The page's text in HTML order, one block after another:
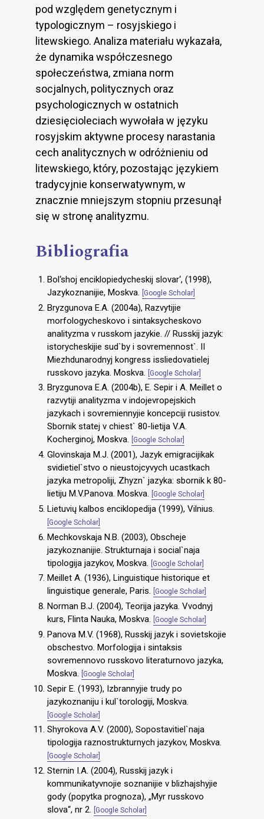
pod względem genetycznym i
typologicznym – rosyjskiego i
litewskiego. Analiza materiału wykazała,
że dynamika współczesnego
społeczeństwa, zmiana norm
socjalnych, politycznych oraz
psychologicznych w ostatnich
dziesięcioleciach wywołała w języku
rosyjskim aktywne procesy narastania
cech analitycznych w odróżnieniu od
litewskiego, który, pozostając językiem
tradycyjnie konserwatywnym, w
znacznie mniejszym stopniu przesunął
się w stronę analityzmu.
Bibliografia
Bol‘shoj enciklopiedycheskij slovar‘, (1998),
Jazykoznanijie, Moskva.
[Google Scholar]
Bryzgunova E.A. (2004a), Razvytijie
morfologycheskovo i sintaksycheskovo
analityzma v russkom jazykie. // Russkij jazyk:
istorycheskijie sud`by i sovremennost`. II
Miezhdunarodnyj kongress issliedovatielej
russkovo jazyka. Moskva.
[Google Scholar]
Bryzgunova E.A. (2004b), E. Sepir i A. Meillet o
razvytiji analityzma v indojevropejskich
jazykach i sovremiennyjie koncepciji rusistov.
Sbornik statej v chiest` 80-lietija V.A.
Kocherginoj, Moskva.
[Google Scholar]
Glovinskaja M.J. (2001), Jazyk emigracijikak
svidietiel`stvo o nieustojcyvych ucastkach
jazyka metropoliji, Zhyzn` jazyka: sbornik k 80-
lietiju M.V.Panova. Moskva.
[Google Scholar]
Lietuvių kalbos enciklopedija (1999), Vilnius.
[Google Scholar]
Mechkovskaja N.B. (2003), Obscheje
jazykoznanijie. Strukturnaja i social`naja
tipologija jazykov, Moskva.
[Google Scholar]
Meillet A. (1936), Linguistique historique et
linguistique generale, Paris.
[Google Scholar]
Norman B.J. (2004), Teorija jazyka. Vvodnyj
kurs, Flinta Nauka, Moskva.
[Google Scholar]
Panova M.V. (1968), Russkij jazyk i sovietskojie
obschestvo. Morfologija i sintaksis
sovremennovo russkovo literaturnovo jazyka,
Moskva.
[Google Scholar]
Sepir E. (1993), Izbrannyjie trudy po
jazykoznaniju i kul`torologiji, Moskva.
[Google Scholar]
Shyrokova A.V. (2000), Sopostavitiel`naja
tipologija raznostrukturnych jazykov, Moskva.
[Google Scholar]
Sternin I.A. (2004), Russkij jazyk i
kommunikatyvnojie soznanijie v blizhajshyjie
gody (popytka prognoza), „Myr russkovo
slova“, nr 2.
[Google Scholar]